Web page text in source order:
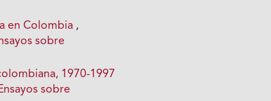
en Colombia ,
sobre
1970-1997
sobre